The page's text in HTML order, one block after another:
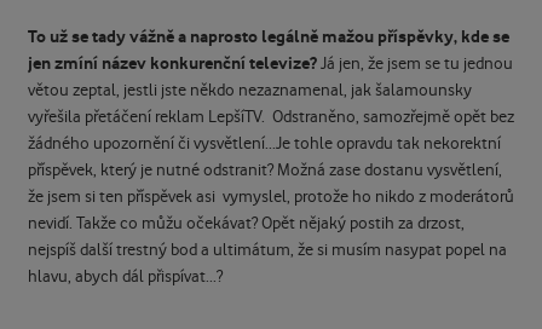
To už se tady vážně a naprosto legálně mažou příspěvky, kde se
jen zmíní název konkurenční televize?Já jen, že jsem se tu jednou
větou zeptal, jestli jste někdo nezaznamenal, jak šalamounsky
vyřešila přetáčení reklam LepšíTV. Odstraněno, samozřejmě opět bez
žádného upozornění či vysvětlení...Je tohle opravdu tak nekorektní
příspěvek, který je nutné odstranit? Možná zase dostanu vysvětlení,
že jsem si ten příspěvek asi vymyslel, protože ho nikdo z moderátorů
nevidí. Takže co můžu očekávat? Opět nějaký postih za drzost,
nejspíš další trestný bod a ultimátum, že si musím nasypat popel na
hlavu, abych dál přispívat...?